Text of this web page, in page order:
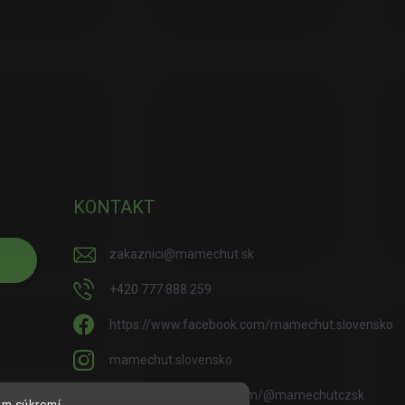
KONTAKT
zakaznici@mamechut.sk
+420 777 888 259
https://www.facebook.com/mamechut.slovensko
mamechut.slovensko
https://www.youtube.com/@mamechutczsk